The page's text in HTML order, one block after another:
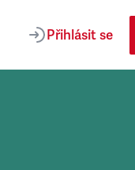
Přihlásit se